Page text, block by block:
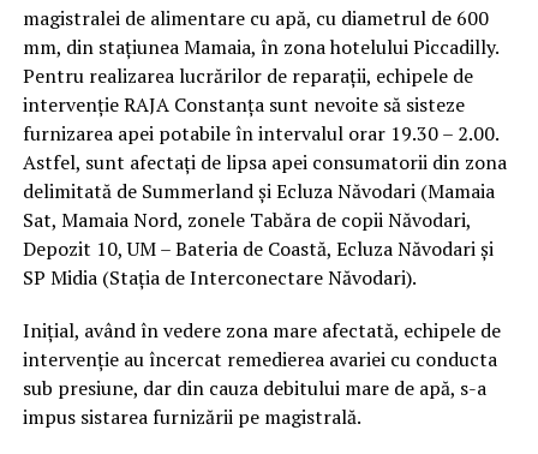
magistralei de alimentare cu apă, cu diametrul de 600
mm, din stațiunea Mamaia, în zona hotelului Piccadilly.
Pentru realizarea lucrărilor de reparații, echipele de
intervenție RAJA Constanța sunt nevoite să sisteze
furnizarea apei potabile în intervalul orar 19.30 – 2.00.
Astfel, sunt afectați de lipsa apei consumatorii din zona
delimitată de Summerland și Ecluza Năvodari (Mamaia
Sat, Mamaia Nord, zonele Tabăra de copii Năvodari,
Depozit 10, UM – Bateria de Coastă, Ecluza Năvodari și
SP Midia (Stația de Interconectare Năvodari).
Inițial, având în vedere zona mare afectată, echipele de
intervenție au încercat remedierea avariei cu conducta
sub presiune, dar din cauza debitului mare de apă, s-a
impus sistarea furnizării pe magistrală.